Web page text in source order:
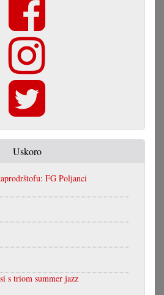
Uskoro
FG Poljanci
s triom summer jazz